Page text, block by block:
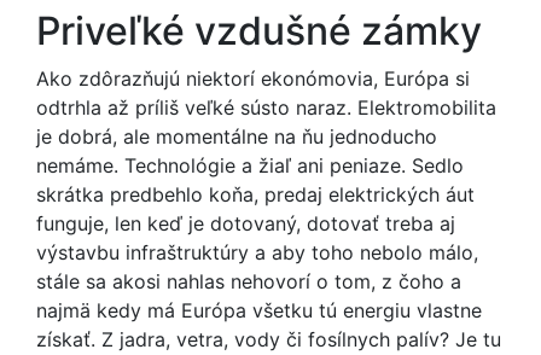
Priveľké vzdušné zámky
Ako zdôrazňujú niektorí ekonómovia, Európa si
odtrhla až príliš veľké sústo naraz. Elektromobilita
je dobrá, ale momentálne na ňu jednoducho
nemáme. Technológie a žiaľ ani peniaze. Sedlo
skrátka predbehlo koňa, predaj elektrických áut
funguje, len keď je dotovaný, dotovať treba aj
výstavbu infraštruktúry a aby toho nebolo málo,
stále sa akosi nahlas nehovorí o tom, z čoho a
najmä kedy má Európa všetku tú energiu vlastne
získať. Z jadra, vetra, vody či fosílnych palív? Je tu